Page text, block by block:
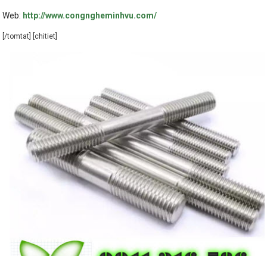
Web: http://www.congngheminhvu.com/
[/tomtat] [chitiet]